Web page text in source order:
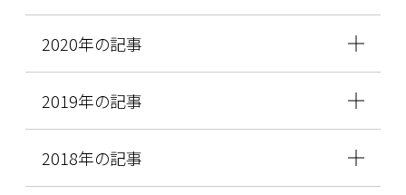
2020年の記事
2019年の記事
2018年の記事